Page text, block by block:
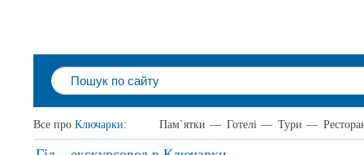
Все про Ключарки: Пам`ятки — Готелі — Тури —